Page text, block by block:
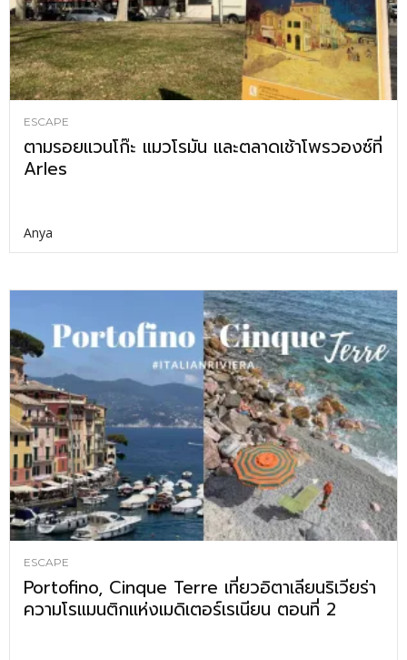
ESCAPE
ตามรอยแวนโก๊ะ แมวโรมัน และตลาดเช้าโพรวองซ์ที่
Arles
Anya
ESCAPE
Portofino, Cinque Terre เที่ยวอิตาเลียนริเวียร่า
ความโรแมนติกแห่งเมดิเตอร์เรเนียน ตอนที่ 2